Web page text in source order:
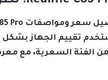
تقييم الجهاز
الفئة السعرية، مع